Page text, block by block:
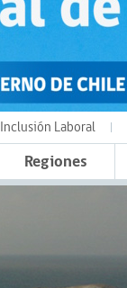
Inclusión Laboral
Regiones